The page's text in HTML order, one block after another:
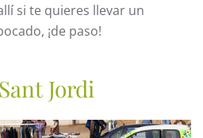
si te quieres llevar un
¡de paso!
Jordi